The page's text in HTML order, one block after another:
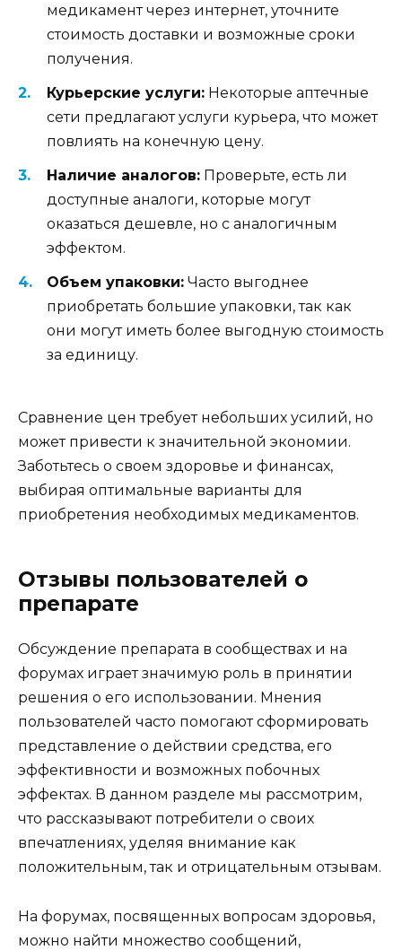
медикамент через интернет, уточните
стоимость доставки и возможные сроки
получения.
Курьерские услуги: Некоторые аптечные
сети предлагают услуги курьера, что может
повлиять на конечную цену.
Наличие аналогов: Проверьте, есть ли
доступные аналоги, которые могут
оказаться дешевле, но с аналогичным
эффектом.
Объем упаковки: Часто выгоднее
приобретать большие упаковки, так как
они могут иметь более выгодную стоимость
за единицу.
Сравнение цен требует небольших усилий, но
может привести к значительной экономии.
Заботьтесь о своем здоровье и финансах,
выбирая оптимальные варианты для
приобретения необходимых медикаментов.
Отзывы пользователей о
препарате
Обсуждение препарата в сообществах и на
форумах играет значимую роль в принятии
решения о его использовании. Мнения
пользователей часто помогают сформировать
представление о действии средства, его
эффективности и возможных побочных
эффектах. В данном разделе мы рассмотрим,
что рассказывают потребители о своих
впечатлениях, уделяя внимание как
положительным, так и отрицательным отзывам.
На форумах, посвященных вопросам здоровья,
можно найти множество сообщений,